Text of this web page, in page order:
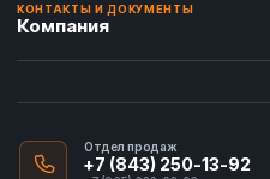
КОНТАКТЫ И ДОКУМЕНТЫ
Компания
Отдел продаж
+7 (843) 250-13-92